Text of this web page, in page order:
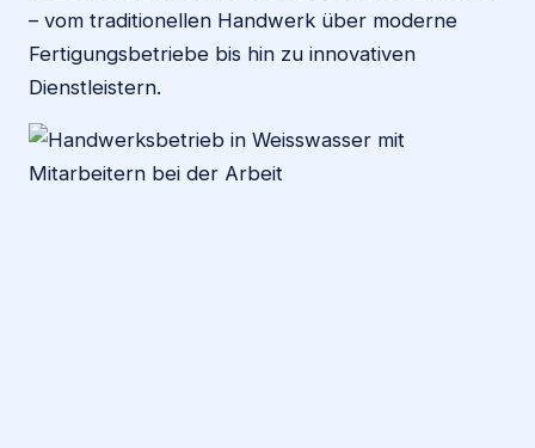
– vom traditionellen Handwerk über moderne
Fertigungsbetriebe bis hin zu innovativen
Dienstleistern.